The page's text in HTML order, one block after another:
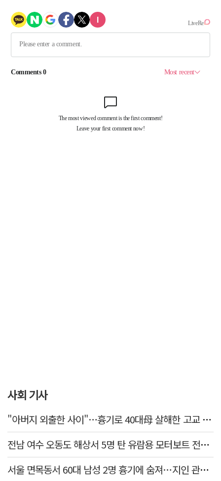
사회 기사
"아버지 외출한 사이"…흉기로 40대母 살해한 고교 자퇴생, 구속 기로에
전남 여수 오동도 해상서 5명 탄 유람용 모터보트 전복…2명 숨져
서울 면목동서 60대 남성 2명 흉기에 숨져…지인 관계로 추정